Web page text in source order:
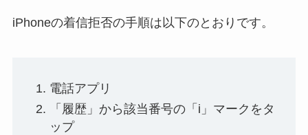
iPhoneの着信拒否の手順は以下のとおりです。
電話アプリ
「履歴」から該当番号の「i」マークをタ
ップ